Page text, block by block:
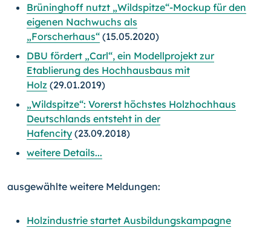
Brüninghoff nutzt „Wildspitze“-Mockup für den
eigenen Nachwuchs als
„Forscherhaus“ (15.05.2020)
DBU fördert „Carl“, ein Modellprojekt zur
Etablierung des Hochhausbaus mit
Holz (29.01.2019)
„Wildspitze“: Vorerst höchstes Holzhochhaus
Deutschlands entsteht in der
Hafencity (23.09.2018)
weitere Details...
ausgewählte weitere Meldungen:
Holzindustrie startet Ausbildungskampagne